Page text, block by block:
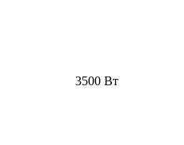
3500 Вт